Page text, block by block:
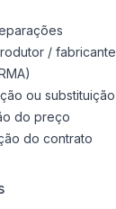
/ fabricante
ou substituição
do preço
do contrato